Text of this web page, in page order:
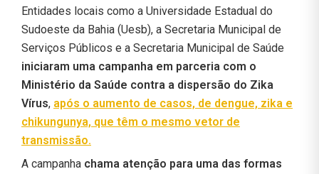
Entidades locais como a Universidade Estadual do
Sudoeste da Bahia (Uesb), a Secretaria Municipal de
Serviços Públicos e a Secretaria Municipal de Saúde
iniciaram uma campanha em parceria com o
Ministério da Saúde contra a dispersão do Zika
Vírus, após o aumento de casos, de dengue, zika e
chikungunya, que têm o mesmo vetor de
transmissão.
A campanha chama atenção para uma das formas